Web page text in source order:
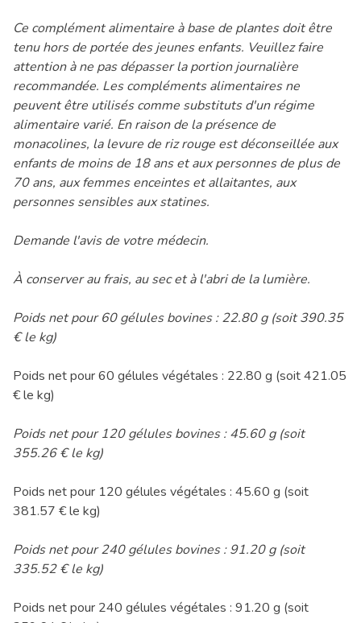
Ce complément alimentaire à base de plantes doit être
tenu hors de portée des jeunes enfants. Veuillez faire
attention à ne pas dépasser la portion journalière
recommandée. Les compléments alimentaires ne
peuvent être utilisés comme substituts d'un régime
alimentaire varié. En raison de la présence de
monacolines, la levure de riz rouge est déconseillée aux
enfants de moins de 18 ans et aux personnes de plus de
70 ans, aux femmes enceintes et allaitantes, aux
personnes sensibles aux statines.
Demande l'avis de votre médecin.
À conserver au frais, au sec et à l'abri de la lumière.
Poids net pour 60 gélules bovines : 22.80 g (soit 390.35
€ le kg)
Poids net pour 60 gélules végétales : 22.80 g (soit 421.05
€ le kg)
Poids net pour 120 gélules bovines : 45.60 g (soit
355.26 € le kg)
Poids net pour 120 gélules végétales : 45.60 g (soit
381.57 € le kg)
Poids net pour 240 gélules bovines : 91.20 g (soit
335.52 € le kg)
Poids net pour 240 gélules végétales : 91.20 g (soit